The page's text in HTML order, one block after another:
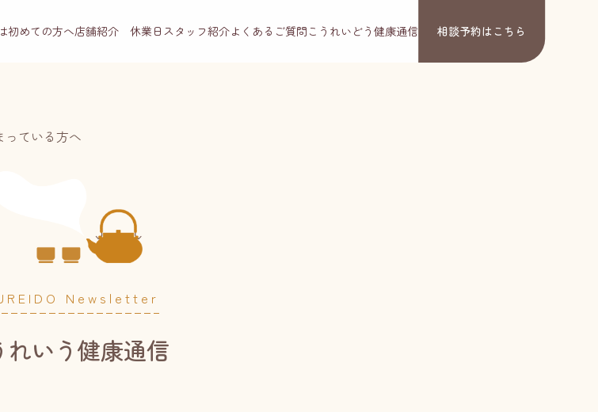
初めての方へ店舗紹介 休業日 スタッフ紹介よくあるご質問 こうれいどう健康通信 相談予約はこちら
っている方へ
Newsletter
れいう健康通信